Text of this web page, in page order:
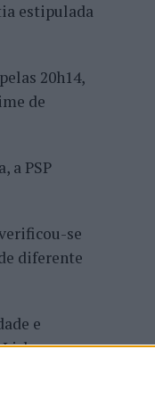
estipulada
20h14,
de
a PSP
se
diferente
e
–